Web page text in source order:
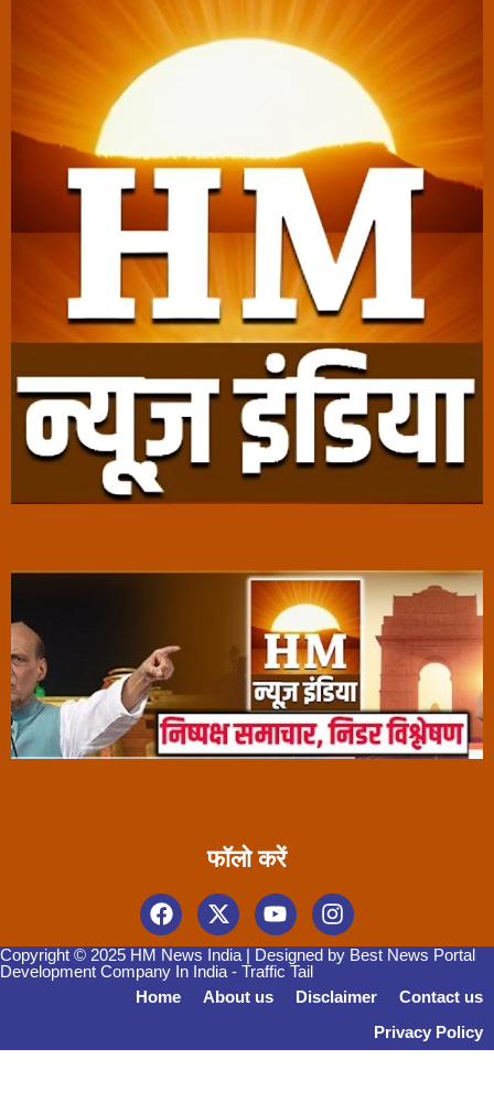
फॉलो करें
Copyright © 2025 HM News India | Designed by Best News Portal
Development Company In India - Traffic Tail
Home
About us Disclaimer
Contact us
Privacy Policy